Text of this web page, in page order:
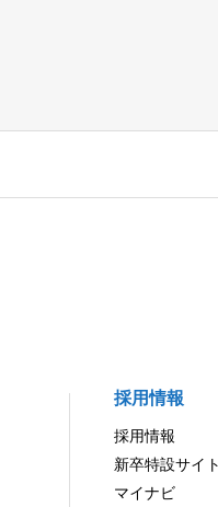
採用情報
採用情報
新卒特設サイト
マイナビ